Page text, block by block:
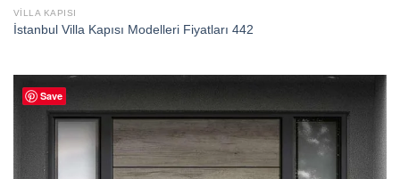
VILLA KAPISI
İstanbul Villa Kapısı Modelleri Fiyatları 442
Save